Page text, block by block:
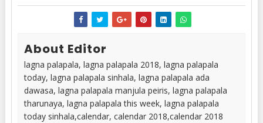
About Editor
lagna palapala, lagna palapala 2018, lagna palapala
today, lagna palapala sinhala, lagna palapala ada
dawasa, lagna palapala manjula peiris, lagna palapala
tharunaya, lagna palapala this week, lagna palapala
today sinhala,calendar, calendar 2018,calendar 2018